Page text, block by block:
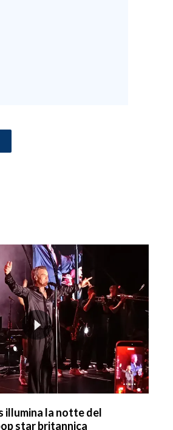
illumina la notte del
star britannica